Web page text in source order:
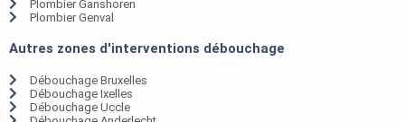
Plombier Ganshoren
Plombier Genval
Autres zones d'interventions débouchage
Débouchage Bruxelles
Débouchage Ixelles
Débouchage Uccle